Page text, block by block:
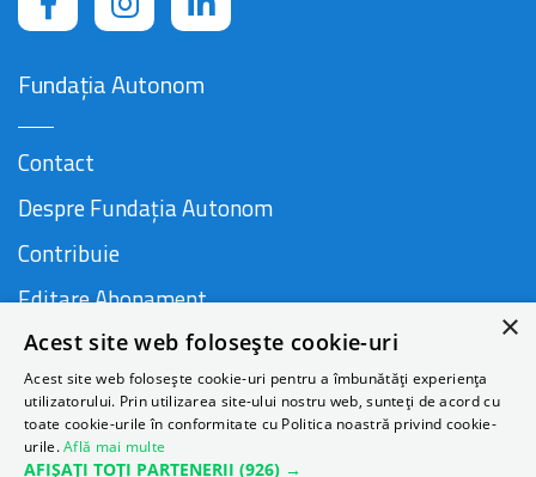
Fundația Autonom
Contact
Despre Fundația Autonom
Contribuie
Editare Abonament
Cauză susținută de
×
Acest site web folosește cookie-uri
Acest site web folosește cookie-uri pentru a îmbunătăți experiența
utilizatorului. Prin utilizarea site-ului nostru web, sunteți de acord cu
toate cookie-urile în conformitate cu Politica noastră privind cookie-
urile.Află mai multe
AFIȘAȚI TOȚI PARTENERII (926) →